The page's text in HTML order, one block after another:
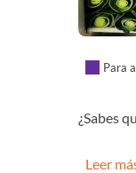
Para
¿Sabes
Leer